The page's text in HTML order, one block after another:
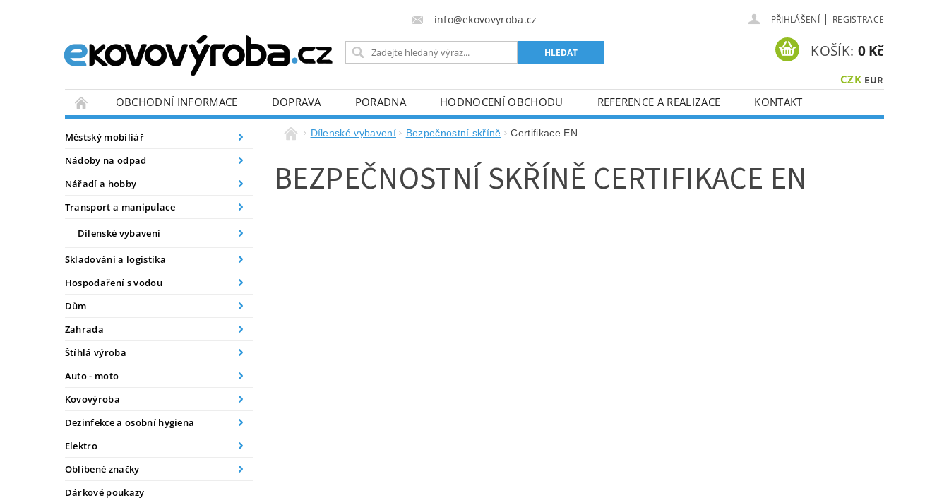
info@ekovovyroba.cz PŘIHLÁŠENÍ | REGISTRACE
CZK EUR
KOŠÍK: 0 Kč
OBCHODNÍ INFORMACE DOPRAVA PORADNA HODNOCENÍ OBCHODU REFERENCE A REALIZACE
KONTAKT
Městský mobiliář
Nádoby na odpad
Nářadí a hobby
Transport a manipulace
Dílenské vybavení
Skladování a logistika
Hospodaření s vodou
Dům
Zahrada
Štíhlá výroba
Auto - moto
Kovovýroba
Dezinfekce a osobní hygiena
Elektro
Oblíbené značky
Dárkové poukazy
Dílenské vybavení Bezpečnostní skříně Certifikace EN
BEZPEČNOSTNÍ SKŘÍNĚ CERTIFIKACE EN